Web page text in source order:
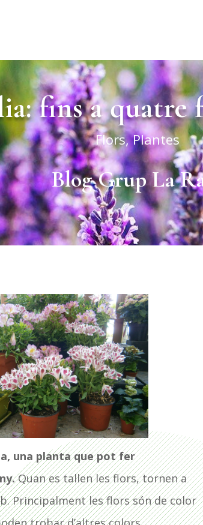
fins a quatre
Flors,Plantes
Blog Grup La
una planta que pot fer
Quan es tallen les flors, tornen a
Principalment les flors són de color